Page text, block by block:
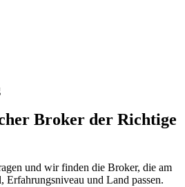
Broker der Richtige
und wir finden die Broker, die am
Erfahrungsniveau und Land passen.